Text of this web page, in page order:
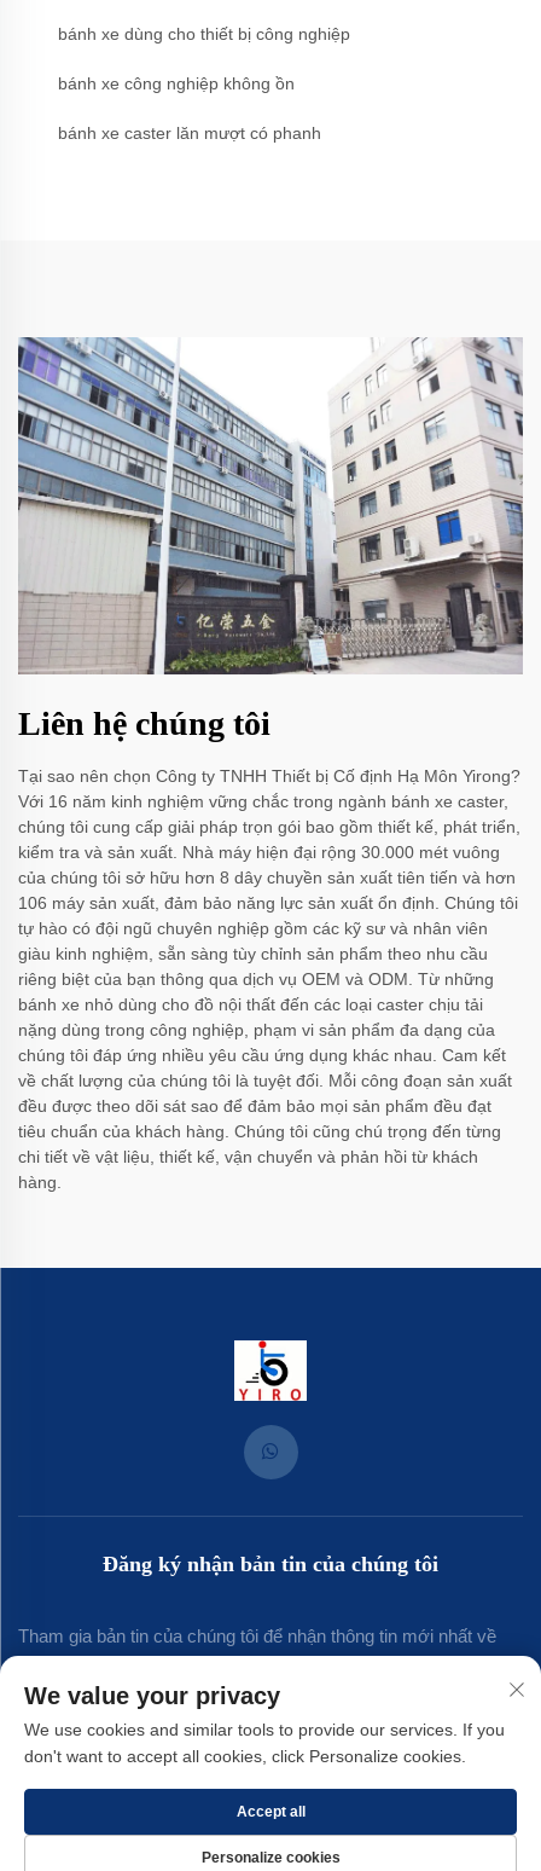
bánh xe dùng cho thiết bị công nghiệp
bánh xe công nghiệp không ồn
bánh xe caster lăn mượt có phanh
Liên hệ chúng tôi
Tại sao nên chọn Công ty TNHH Thiết bị Cố định Hạ Môn Yirong?
Với 16 năm kinh nghiệm vững chắc trong ngành bánh xe caster,
chúng tôi cung cấp giải pháp trọn gói bao gồm thiết kế, phát triển,
kiểm tra và sản xuất. Nhà máy hiện đại rộng 30.000 mét vuông
của chúng tôi sở hữu hơn 8 dây chuyền sản xuất tiên tiến và hơn
106 máy sản xuất, đảm bảo năng lực sản xuất ổn định. Chúng tôi
tự hào có đội ngũ chuyên nghiệp gồm các kỹ sư và nhân viên
giàu kinh nghiệm, sẵn sàng tùy chỉnh sản phẩm theo nhu cầu
riêng biệt của bạn thông qua dịch vụ OEM và ODM. Từ những
bánh xe nhỏ dùng cho đồ nội thất đến các loại caster chịu tải
nặng dùng trong công nghiệp, phạm vi sản phẩm đa dạng của
chúng tôi đáp ứng nhiều yêu cầu ứng dụng khác nhau. Cam kết
về chất lượng của chúng tôi là tuyệt đối. Mỗi công đoạn sản xuất
đều được theo dõi sát sao để đảm bảo mọi sản phẩm đều đạt
tiêu chuẩn của khách hàng. Chúng tôi cũng chú trọng đến từng
chi tiết về vật liệu, thiết kế, vận chuyển và phản hồi từ khách
hàng.
Đăng ký nhận bản tin của chúng tôi
Tham gia bản tin của chúng tôi để nhận thông tin mới nhất về
Đăng ký
sách bảo mật
We value your privacy
We use cookies and similar tools to provide our services. If you
don't want to accept all cookies, click Personalize cookies.
Personalize cookies
Accept all